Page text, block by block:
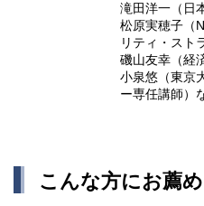
滝田洋一（日
松原実穂子（
リティ・スト
磯山友幸（経
小泉悠（東京
ー専任講師）
こんな方にお薦め